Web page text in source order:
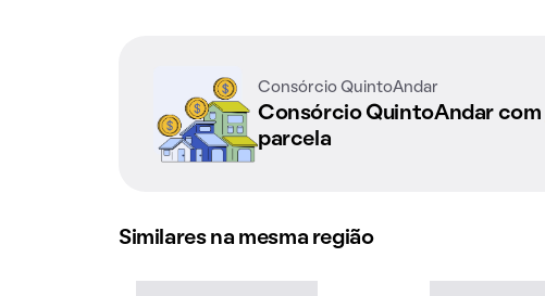
Consórcio QuintoAndar
Consórcio QuintoAndar com
parcela
Similares na mesma região